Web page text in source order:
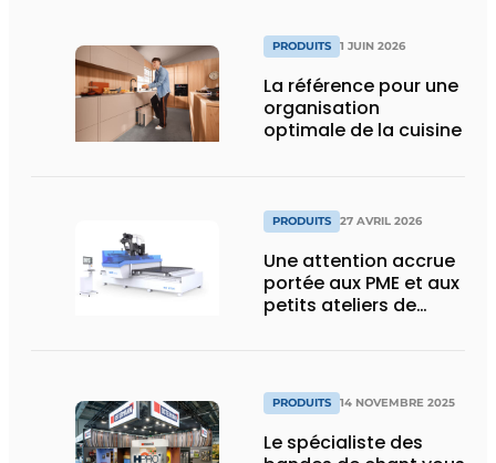
PRODUITS 1 JUIN 2026
La référence pour une
organisation
optimale de la cuisine
PRODUITS 27 AVRIL 2026
Une attention accrue
portée aux PME et aux
petits ateliers de
PRODUITS 14 NOVEMBRE 2025
Le spécialiste des